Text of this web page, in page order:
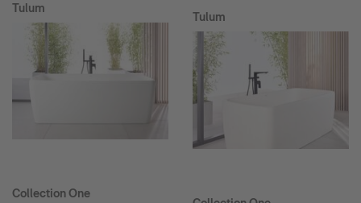
Tulum
Collection One
Tulum